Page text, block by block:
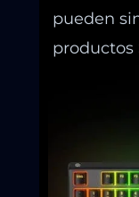
pueden
productos